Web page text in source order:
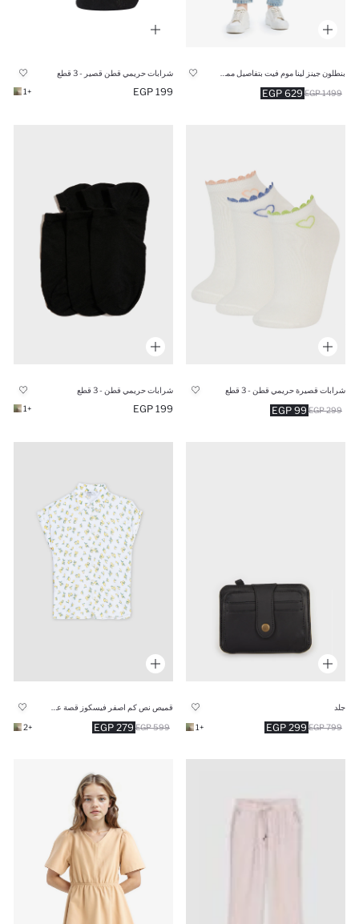
بنطلون جينز لينا موم فيت بتفاصيل ممزقة وخصر عالي
629 EGP 1499 EGP
شرابات حريمي قطن قصير - 3 قطع
199 EGP
+1
شرابات قصيرة حريمي قطن - 3 قطع
99 EGP 299 EGP
شرابات حريمي قطن - 3 قطع
199 EGP
+1
جلد
299 EGP 799 EGP
+1
279 EGP 599 EGP
+2